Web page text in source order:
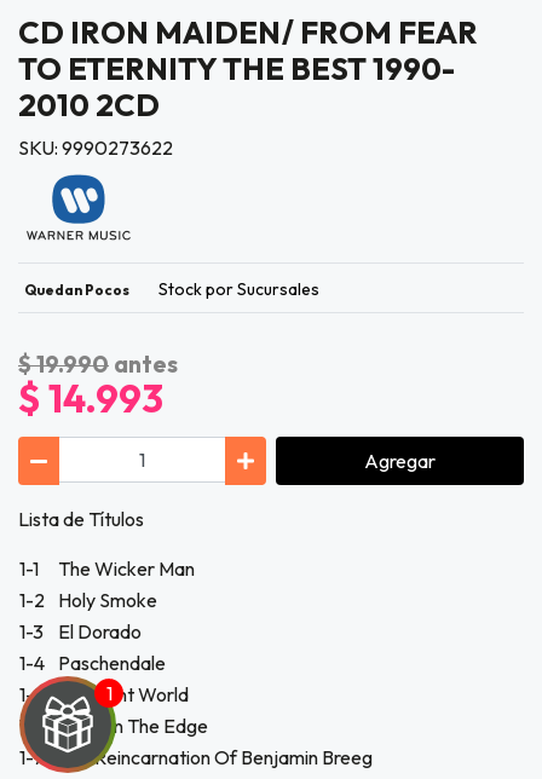
CD IRON MAIDEN/ FROM FEAR
TO ETERNITY THE BEST 1990-
2010 2CD
SKU: 9990273622
Quedan Pocos Stock por Sucursales
$ 19.990 antes
$ 14.993
Agregar
Lista de Títulos
1-1
The Wicker Man
1-2 Holy Smoke
1-3
El Dorado
1-4 Paschendale
1-5 Different World
1-6 Man On The Edge
1-7
The Reincarnation Of Benjamin Breeg